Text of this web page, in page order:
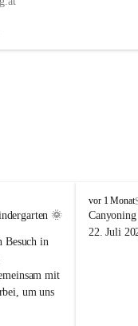
🌞
Besuch in
mit
um uns
V
i
k
vor 1 Monat
22. Juli